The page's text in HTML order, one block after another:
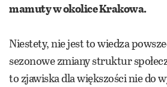
mamuty w okolice Krakowa.
Niestety, nie jest to wiedza
sezonowe zmiany struktur
to zjawiska dla większości nie do